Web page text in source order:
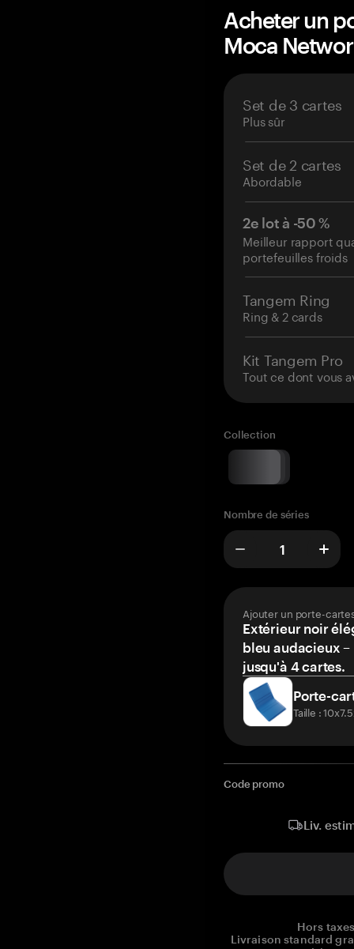
Acheter un
Moca
Set de 3 cartes
Plus sûr
Set de 2 cartes
Abordable
2e lot à -50 %
Meilleur rapport
portefeuilles froids
Tangem Ring
Ring & 2 cards
Kit Tangem Pro
Tout ce dont vous
Collection
Nombre de séries
Ajouter un porte-
Extérieur noir
bleu audacieux
jusqu'à 4 cartes.
Porte-
Taille :
Code promo
Liv.
Hors
Livraison standard